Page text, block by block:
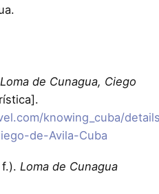
Loma de Cunagua, Ciego
knowing_cuba/
de-Avila-Cuba
Loma de Cunagua